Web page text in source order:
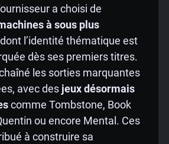
a choisi de
à sous plus
l’identité thématique est
dès ses premiers titres.
les sorties marquantes
avec des jeux désormais
comme Tombstone, Book
ou encore Mental. Ces
à construire sa